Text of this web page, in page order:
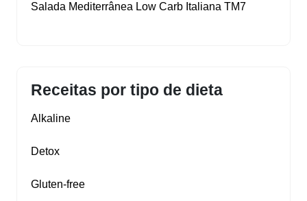
Salada Mediterrânea Low Carb Italiana TM7
Receitas por tipo de dieta
Alkaline
Detox
Gluten‑free